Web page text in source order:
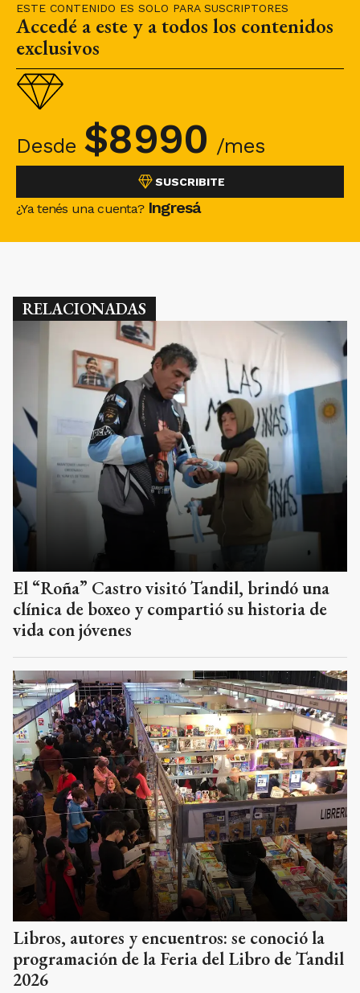
ESTE CONTENIDO ES SOLO PARA SUSCRIPTORES
Accedé a este y a todos los contenidos
exclusivos
Desde $8990 /mes
SUSCRIBITE
¿Ya tenés una cuenta? Ingresá
RELACIONADAS
El “Roña” Castro visitó Tandil, brindó una
clínica de boxeo y compartió su historia de
vida con jóvenes
Libros, autores y encuentros: se conoció la
programación de la Feria del Libro de Tandil
2026